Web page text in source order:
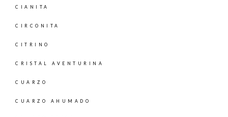
CIANITA
CIRCONITA
CITRINO
CRISTAL AVENTURINA
CUARZO
CUARZO AHUMADO